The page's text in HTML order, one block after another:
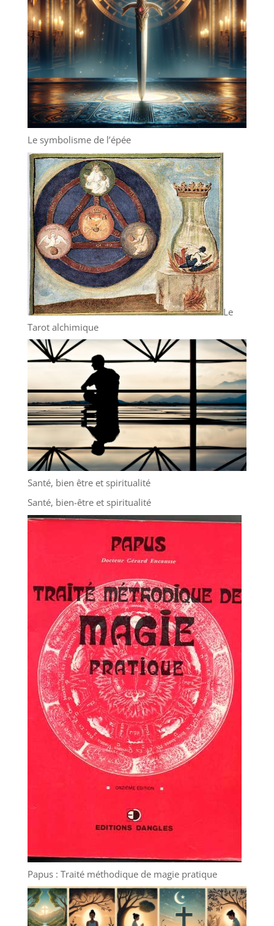
Le symbolisme de l’épée
Le
Tarot alchimique
Santé, bien être et spiritualité
Santé, bien-être et spiritualité
Papus : Traité méthodique de magie pratique